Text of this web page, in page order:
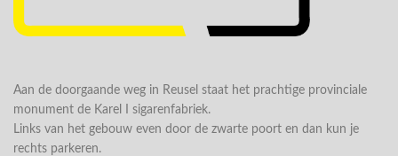
Aan de doorgaande weg in Reusel staat het prachtige provinciale
monument de Karel I sigarenfabriek.
Links van het gebouw even door de zwarte poort en dan kun je
rechts parkeren.